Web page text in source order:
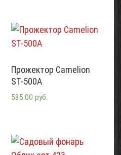
Прожектор Camelion
ST-500A
585.00 руб.